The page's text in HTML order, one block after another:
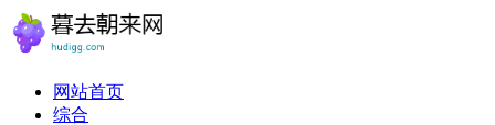
网站首页
综合